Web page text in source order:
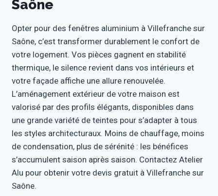
Saône
Opter pour des fenêtres aluminium à Villefranche sur
Saône, c’est transformer durablement le confort de
votre logement. Vos pièces gagnent en stabilité
thermique, le silence revient dans vos intérieurs et
votre façade affiche une allure renouvelée.
L’aménagement extérieur de votre maison est
valorisé par des profils élégants, disponibles dans
une grande variété de teintes pour s’adapter à tous
les styles architecturaux. Moins de chauffage, moins
de condensation, plus de sérénité : les bénéfices
s’accumulent saison après saison. Contactez Atelier
Alu pour obtenir votre devis gratuit à Villefranche sur
Saône.